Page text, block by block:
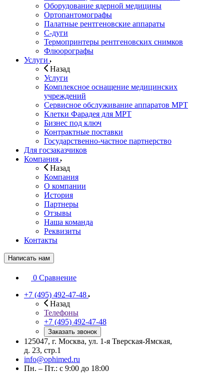
Оборудование ядерной медицины
Ортопантомографы
Палатные рентгеновские аппараты
С-дуги
Термопринтеры рентгеновских снимков
Флюорографы
Услуги
Назад
Услуги
Комплексное оснащение медицинских
учреждений
Сервисное обслуживание аппаратов МРТ
Клетки Фарадея для МРТ
Бизнес под ключ
Контрактные поставки
Государственно-частное партнерство
Для госзаказчиков
Компания
Назад
Компания
О компании
История
Партнеры
Отзывы
Наша команда
Реквизиты
Контакты
Написать нам
0 Сравнение
+7 (495) 492-47-48
Назад
Телефоны
+7 (495) 492-47-48
Заказать звонок
125047, г. Москва, ул. 1-я Тверская-Ямская,
д. 23, стр.1
info@ophimed.ru
Пн. – Пт.: с 9:00 до 18:00